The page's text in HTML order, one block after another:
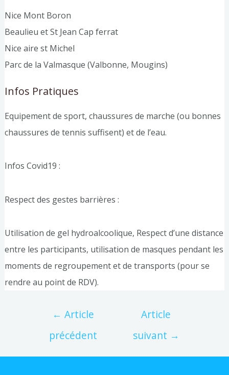
Nice Mont Boron
Beaulieu et St Jean Cap ferrat
Nice aire st Michel
Parc de la Valmasque (Valbonne, Mougins)
Infos Pratiques
Equipement de sport, chaussures de marche (ou bonnes
chaussures de tennis suffisent) et de l’eau.
Infos Covid19 :
Respect des gestes barrières :
Utilisation de gel hydroalcoolique, Respect d’une distance
entre les participants, utilisation de masques pendant les
moments de regroupement et de transports (pour se
rendre au point de RDV).
← Article
précédent
Article
suivant →